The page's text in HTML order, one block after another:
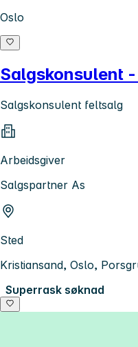
Oslo
Salgskonsulent
Salgskonsulent feltsalg
Arbeidsgiver
Salgspartner As
Sted
Kristiansand, Oslo,
Superrask søknad